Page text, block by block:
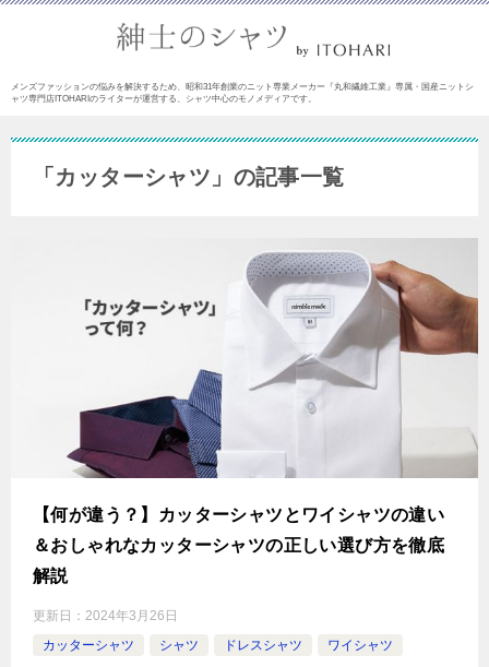
メンズファッションの悩みを解決するため、昭和31年創業のニット専業メーカー『丸和繊維工業』専属・国産ニットシ
ャツ専門店ITOHARIのライターが運営する、シャツ中心のモノメディアです。
「カッターシャツ」の記事一覧
【何が違う？】カッターシャツとワイシャツの違い
＆おしゃれなカッターシャツの正しい選び方を徹底
解説
更新日： 2024年3月26日
カッターシャツ
シャツ ドレスシャツ ワイシャツ